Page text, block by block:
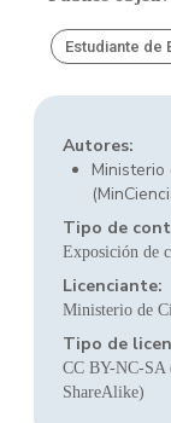
Estudiante de
Autores:
Ministerio
Tipo de
Exposición de
Licenciante:
Ministerio de
Tipo de
CC BY-NC-SA
ShareAlike)